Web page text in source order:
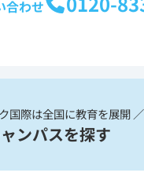
合わせ
国際は全国に教育を展開 ／
ンパスを探す